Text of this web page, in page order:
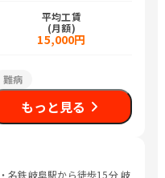
平均工賃
(月額)
15,000円
難病
もっと見る
名鉄岐阜駅から徒歩15分 岐